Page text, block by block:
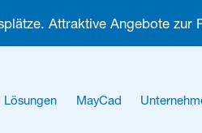
Attraktive Angebote zur
Lösungen MayCad